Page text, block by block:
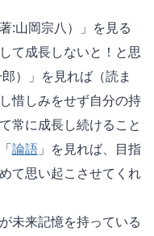
著:山岡宗八）」を見る
て成長しないと！と思
郎）」を見れば（読ま
惜しみをせず自分の持
常に成長し続けること
論語 」を見れば、目指
て思い起こさせてくれ
未来記憶を持っている